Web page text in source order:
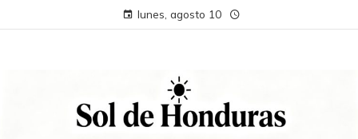
lunes, agosto 10